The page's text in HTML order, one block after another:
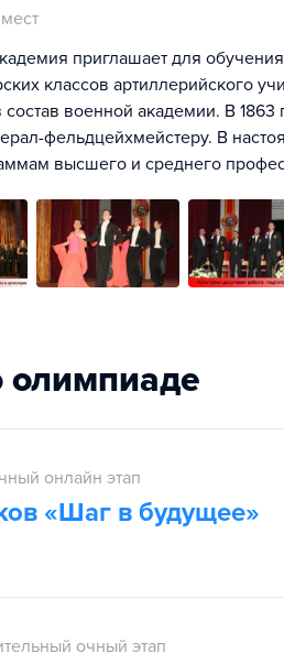
приглашает для
классов артиллерийского
военной академии. В 1863
фельдцейхмейстеру. В
высшего и среднего
олимпиаде
онлайн этап
«Шаг в будущее»
очный этап